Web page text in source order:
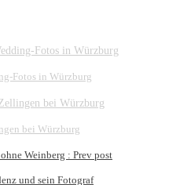
Fotos in Würzburg
bei Würzburg
Weinberg : Prev post
und sein Fotograf